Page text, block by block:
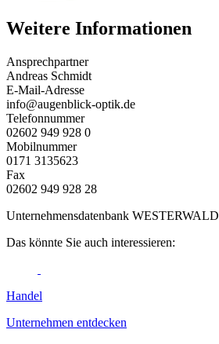
Weitere Informationen
Ansprechpartner
Andreas Schmidt
E-Mail-Adresse
info@augenblick-optik.de
Telefonnummer
02602 949 928 0
Mobilnummer
0171 3135623
Fax
02602 949 928 28
Unternehmensdatenbank WESTERWALD
Das könnte Sie auch interessieren:
Handel
Unternehmen entdecken